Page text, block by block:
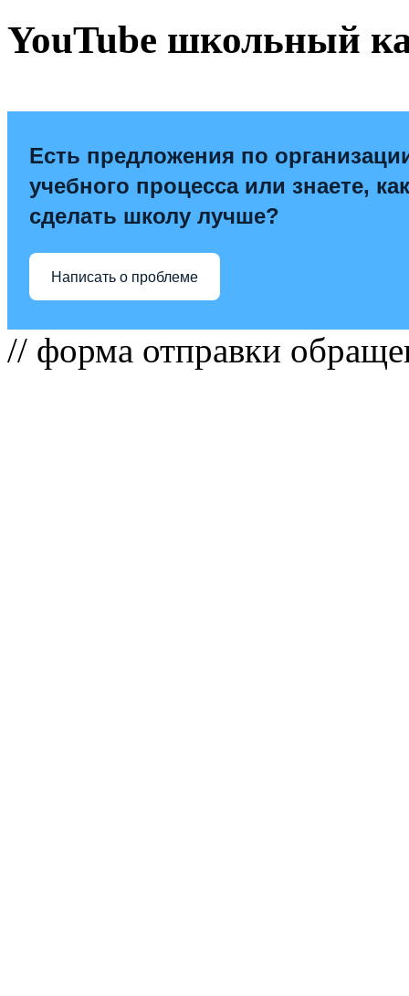
YouTube школьный
Есть предложения по
учебного процесса или знаете, как
сделать школу лучше?
Написать о проблеме
// форма отправки